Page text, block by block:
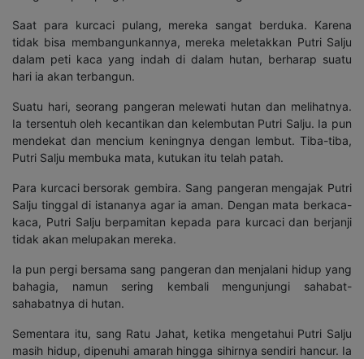
Saat para kurcaci pulang, mereka sangat berduka. Karena
tidak bisa membangunkannya, mereka meletakkan Putri Salju
dalam peti kaca yang indah di dalam hutan, berharap suatu
hari ia akan terbangun.
Suatu hari, seorang pangeran melewati hutan dan melihatnya.
Ia tersentuh oleh kecantikan dan kelembutan Putri Salju. Ia pun
mendekat dan mencium keningnya dengan lembut. Tiba-tiba,
Putri Salju membuka mata, kutukan itu telah patah.
Para kurcaci bersorak gembira. Sang pangeran mengajak Putri
Salju tinggal di istananya agar ia aman. Dengan mata berkaca-
kaca, Putri Salju berpamitan kepada para kurcaci dan berjanji
tidak akan melupakan mereka.
Ia pun pergi bersama sang pangeran dan menjalani hidup yang
bahagia, namun sering kembali mengunjungi sahabat-
sahabatnya di hutan.
Sementara itu, sang Ratu Jahat, ketika mengetahui Putri Salju
masih hidup, dipenuhi amarah hingga sihirnya sendiri hancur. Ia